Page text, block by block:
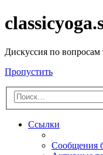
Дискуссия по
Пропустить
Ссылки
Сообщения